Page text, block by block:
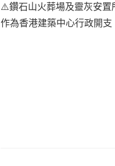
⚠️鑽石山火葬場及靈灰安置
作為香港建築中心行政開